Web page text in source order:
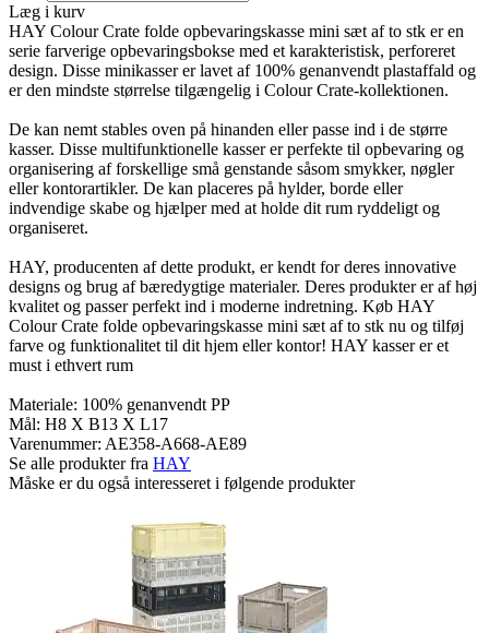
Læg i kurv
HAY Colour Crate folde opbevaringskasse mini sæt af to stk er en
serie farverige opbevaringsbokse med et karakteristisk, perforeret
design. Disse minikasser er lavet af 100% genanvendt plastaffald og
er den mindste størrelse tilgængelig i Colour Crate-kollektionen.
De kan nemt stables oven på hinanden eller passe ind i de større
kasser. Disse multifunktionelle kasser er perfekte til opbevaring og
organisering af forskellige små genstande såsom smykker, nøgler
eller kontorartikler. De kan placeres på hylder, borde eller
indvendige skabe og hjælper med at holde dit rum ryddeligt og
organiseret.
HAY, producenten af dette produkt, er kendt for deres innovative
designs og brug af bæredygtige materialer. Deres produkter er af høj
kvalitet og passer perfekt ind i moderne indretning. Køb HAY
Colour Crate folde opbevaringskasse mini sæt af to stk nu og tilføj
farve og funktionalitet til dit hjem eller kontor! HAY kasser er et
must i ethvert rum
Materiale: 100% genanvendt PP
Mål: H8 X B13 X L17
Varenummer: AE358-A668-AE89
Se alle produkter fra HAY
Måske er du også interesseret i følgende produkter